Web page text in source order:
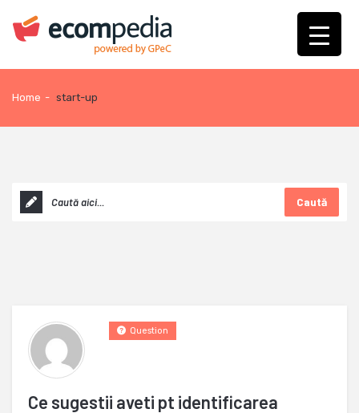
Home - start-up
Caută
Ce sugestii aveti pt identificarea
Question